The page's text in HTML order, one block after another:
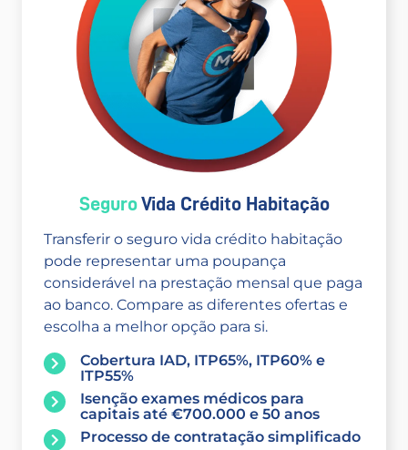
SeguroVida Crédito Habitação
Transferir o seguro vida crédito habitação
pode representar uma poupança
considerável na prestação mensal que paga
ao banco. Compare as diferentes ofertas e
escolha a melhor opção para si.
Cobertura IAD, ITP65%, ITP60% e
ITP55%
Isenção exames médicos para
capitais até €700.000 e 50 anos
Processo de contratação simplificado